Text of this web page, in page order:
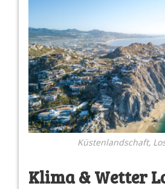
Küstenlandschaft,
Klima & Wetter